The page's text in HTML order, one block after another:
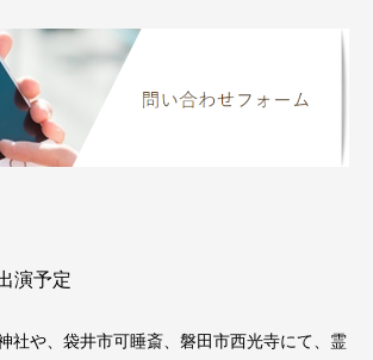
演予定
社や、袋井市可睡斎、磐田市西光寺にて、霊